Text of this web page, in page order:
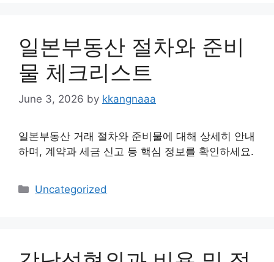
일본부동산 절차와 준비
물 체크리스트
June 3, 2026 by kkangnaaa
일본부동산 거래 절차와 준비물에 대해 상세히 안내
하며, 계약과 세금 신고 등 핵심 정보를 확인하세요.
Categories
Uncategorized